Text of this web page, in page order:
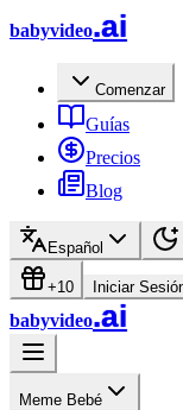
babyvideo.ai
Comenzar
Guías
Precios
Blog
Español
+10 Iniciar
babyvideo.ai
Meme Bebé